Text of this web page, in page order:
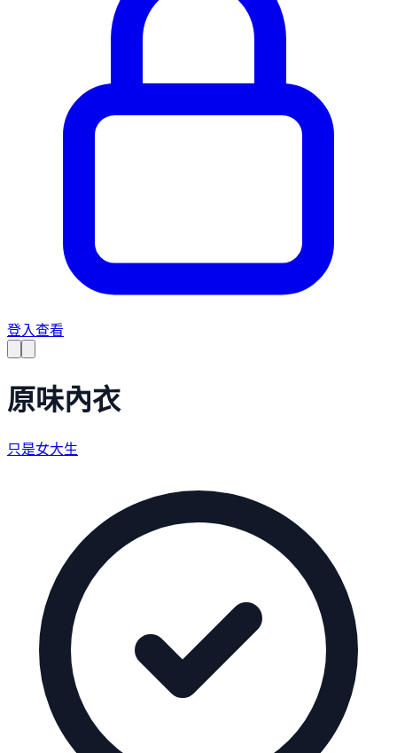
登入查看
原味內衣
只是女大生